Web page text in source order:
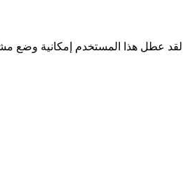
لقد عطل هذا المستخدم إمكانية وضع